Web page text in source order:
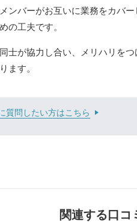
ンバーがお互いに業務をカバ
の工夫です。
士が協力し合い、メリハリを
ます。
質問したい方はこちら
関連する口コ